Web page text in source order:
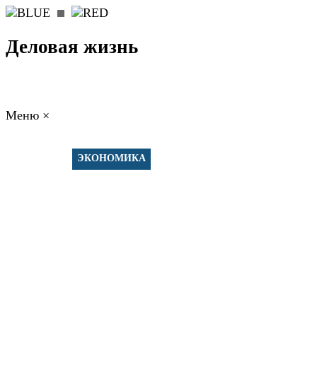
Деловая жизнь
Меню ×
ЭКОНОМИКА